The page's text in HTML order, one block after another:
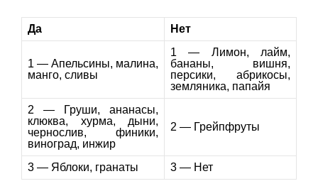
Да Нет
1 — Апельсины, малина,
манго, сливы
1 — Лимон, лайм,
бананы, вишня,
персики, абрикосы,
земляника, папайя
2 — Груши, ананасы,
клюква, хурма, дыни,
чернослив, финики,
виноград, инжир
2 — Грейпфруты
3 — Яблоки, гранаты 3 — Нет